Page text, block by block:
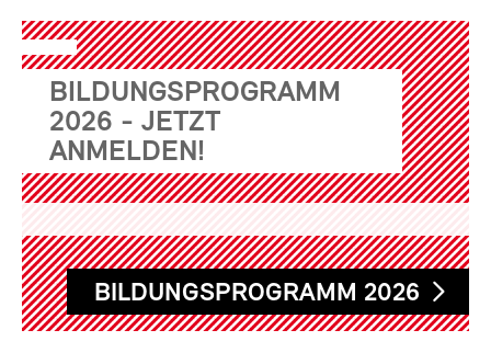
BILDUNGSPROGRAMM
2026 - JETZT
ANMELDEN!
BILDUNGSPROGRAMM 2026